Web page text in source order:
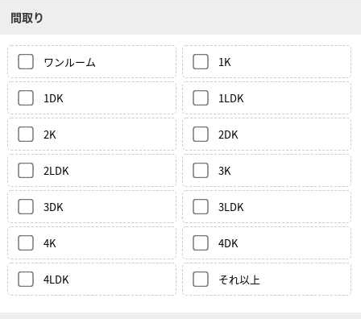
間取り
ワンルーム 1K
1DK 1LDK
2K 2DK
2LDK 3K
3DK 3LDK
4K 4DK
4LDK それ以上